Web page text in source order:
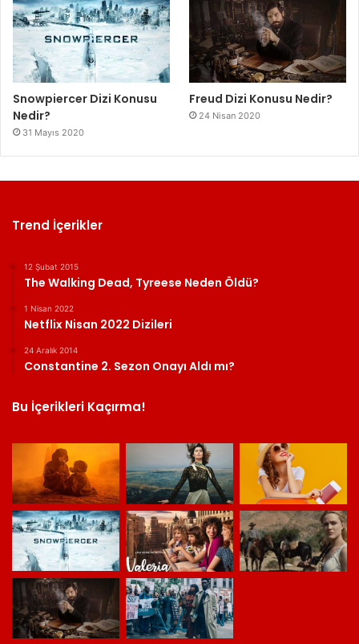
Snowpiercer Dizi Konusu
Nedir?
31 Mayıs 2020
Freud Dizi Konusu Nedir?
24 Nisan 2020
Trend İçerikler
12 Şubat 2015
The Walking Dead, Tyreese Neden Öldü?
1 Nisan 2022
Netflix Nisan 2022 Dizileri
24 Aralık 2014
Constantine 2. Sezon Onayı Aldı mı?
Bu İçerikleri Kaçırma!